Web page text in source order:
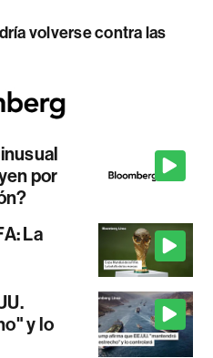
volverse contra las
por
La
y lo